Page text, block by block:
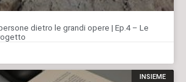
dietro le grandi opere | Ep.4 – Le
INSIEME